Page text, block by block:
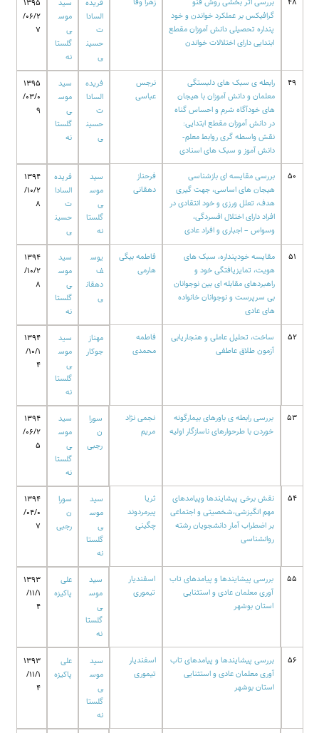
گرافیکس بر عملکرد خواندن و خود
پنداره تحصیلی دانش آموزان مقطع
ابتدایی دارای اختلالات خواندن
فریده
السادا
ت
حسین
ی
سید
موس
ی
گلستا
نه
1395
/06/2
7
49
رابطه ی سبک های دلبستگی
معلمان و دانش آموزان با هیجان
های خودآگاه شرم و احساس گناه
در دانش آموزان مقطع ابتدایی:
نقش واسطه گری روابط معلم-
دانش آموز و سبک های اسنادی
نرجس
عباسی
فریده
السادا
ت
حسین
ی
سید
موس
ی
گلستا
نه
1395
/03/0
9
50
بررسی مقایسه ای بازشناسی
هیجان های اساسی، جهت گیری
هدف، تعلل ورزی و خود انتقادی در
افراد دارای اختلال افسردگی،
وسواس – اجباری و افراد عادی
فرحناز
دهقانی
سید
موس
ی
گلستا
نه
فریده
السادا
ت
حسین
ی
1394
/10/2
8
51
مقایسه خودپنداره، سبک های
هویت، تمایزیافتگی خود و
راهبردهای مقابله ای بین نوجوانان
بی سرپرست و نوجوانان خانواده
های عادی
فاطمه بیگی
هارمی
یوس
ف
دهقان
ی
سید
موس
ی
گلستا
نه
1394
/10/2
8
52
ساخت، تحلیل عاملی و هنجاریابی
آزمون طلاق عاطفی
فاطمه
محمدی
مهناز
جوکار
سید
موس
ی
گلستا
نه
1394
/10/1
4
53
بررسی رابطه ی باورهای بیمارگونه
خوردن با طرحوارهای ناسازگار اولیه
نجمی نژاد
مریم
سورا
ن
رجبی
سید
موس
ی
گلستا
نه
1394
/06/2
5
54
نقش برخی پیشایندها وپیامدهای
مهم انگیزشی،شخصیتی و اجتماعی
بر اضطراب آمار دانشجویان رشته
روانشناسی
ثریا
پیرمردوند
چگینی
سید
موس
ی
گلستا
نه
سورا
ن
رجبی
1394
/04/0
7
55
بررسی پیشایندها و پیامدهای تاب
آوری معلمان عادی و استثنایی
استان بوشهر
اسفندیار
تیموری
سید
موس
ی
گلستا
نه
علی
پاکیزه
1393
/11/1
4
56
بررسی پیشایندها و پیامدهای تاب
آوری معلمان عادی و استثنایی
استان بوشهر
اسفندیار
تیموری
سید
موس
ی
گلستا
نه
علی
پاکیزه
1393
/11/1
4